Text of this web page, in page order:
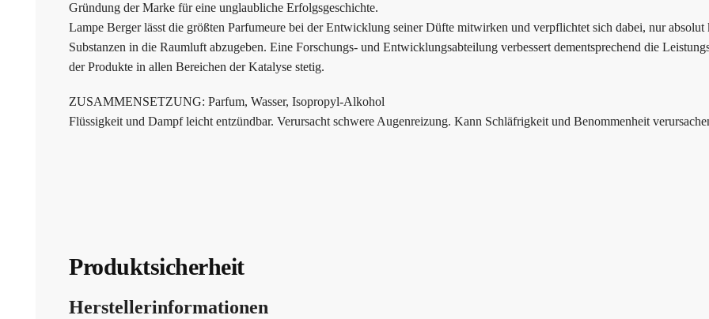
Gründung der Marke für eine unglaubliche Erfolgsgeschichte.
Lampe Berger lässt die größten Parfumeure bei der Entwicklung seiner Düfte mitwirken und verpflichtet sich dabei, nur absolut
Substanzen in die Raumluft abzugeben. Eine Forschungs- und Entwicklungsabteilung verbessert dementsprechend die
der Produkte in allen Bereichen der Katalyse stetig.
ZUSAMMENSETZUNG: Parfum, Wasser, Isopropyl-Alkohol
Flüssigkeit und Dampf leicht entzündbar. Verursacht schwere Augenreizung. Kann Schläfrigkeit und Benommenheit
Produktsicherheit
Herstellerinformationen